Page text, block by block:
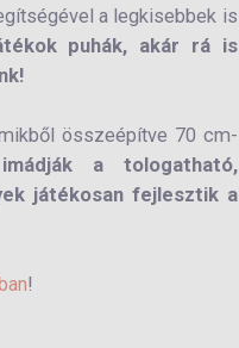
a legkisebbek is
puhák, akár rá is
összeépítve 70 cm-
a tologatható,
játékosan fejlesztik a
!